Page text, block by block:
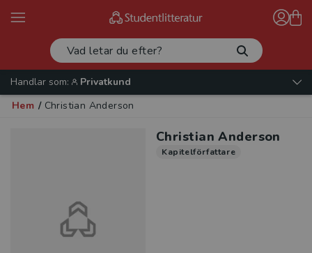
Handlar som:
Privatkund
Hem / Christian Anderson
Christian Anderson
Kapitelförfattare